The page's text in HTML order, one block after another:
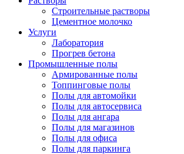
Строительные растворы
Цементное молочко
Услуги
Лаборатория
Прогрев бетона
Промышленные полы
Армированные полы
Топпинговые полы
Полы для автомойки
Полы для автосервиса
Полы для ангара
Полы для магазинов
Полы для офиса
Полы для паркинга